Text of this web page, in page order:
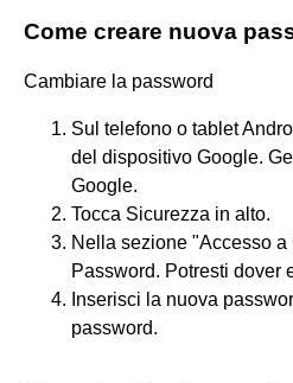
Come creare nuova
Cambiare la password
Sul telefono o tablet
del dispositivo Google.
Google.
Tocca Sicurezza in alto.
Nella sezione "Accesso a
Password. Potresti dover
Inserisci la nuova
password.